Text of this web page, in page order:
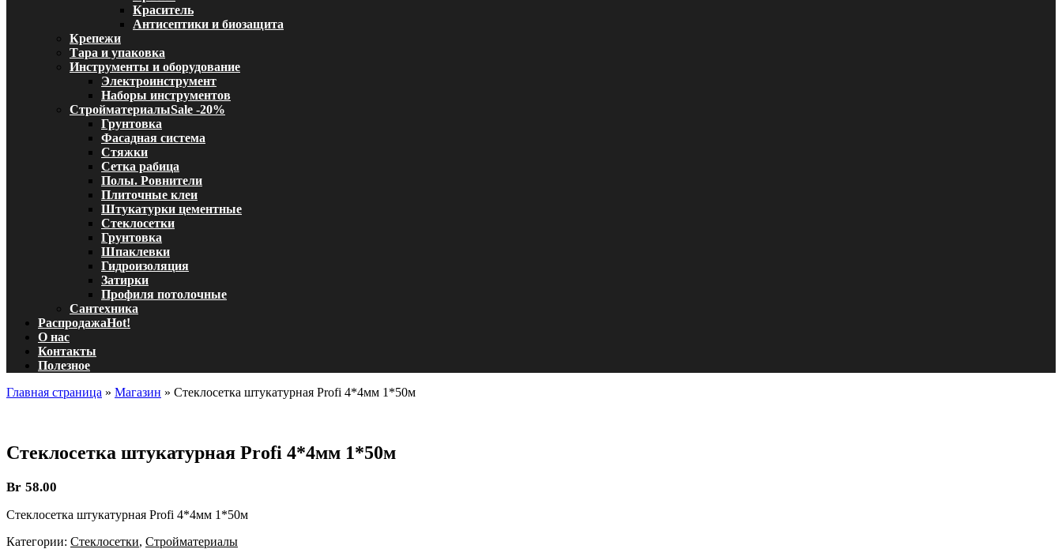
Краситель
Антисептики и биозащита
Крепежи
Тара и упаковка
Инструменты и оборудование
Электроинструмент
Наборы инструментов
СтройматериалыSale -20%
Грунтовка
Фасадная система
Стяжки
Сетка рабица
Полы. Ровнители
Плиточные клеи
Штукатурки цементные
Стеклосетки
Грунтовка
Шпаклевки
Гидроизоляция
Затирки
Профиля потолочные
Сантехника
РаспродажаHot!
О нас
Контакты
Полезное
Главная страница » Магазин » Стеклосетка штукатурная Profi 4*4мм 1*50м
Стеклосетка штукатурная Profi 4*4мм 1*50м
Br 58.00
Стеклосетка штукатурная Profi 4*4мм 1*50м
Категории: Стеклосетки, Стройматериалы